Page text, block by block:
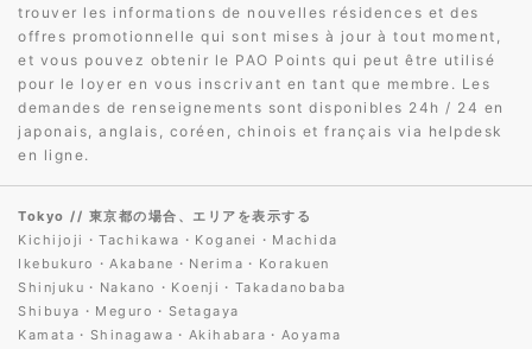
trouver les informations de nouvelles résidences et des
offres promotionnelle qui sont mises à jour à tout moment,
et vous pouvez obtenir le PAO Points qui peut être utilisé
pour le loyer en vous inscrivant en tant que membre. Les
demandes de renseignements sont disponibles 24h / 24 en
japonais, anglais, coréen, chinois et français via helpdesk
en ligne.
Tokyo // 東京都の場合、エリアを表示する
Kichijoji・Tachikawa・Koganei・Machida
Ikebukuro・Akabane・Nerima・Korakuen
Shinjuku・Nakano・Koenji・Takadanobaba
Shibuya・Meguro・Setagaya
Kamata・Shinagawa・Akihabara・Aoyama